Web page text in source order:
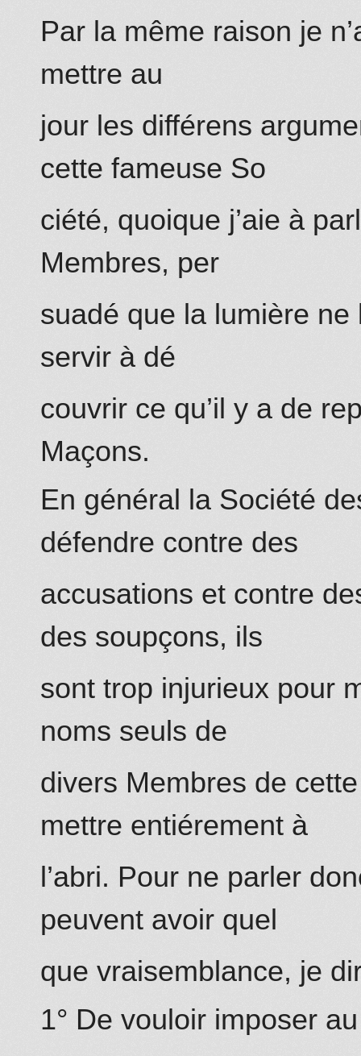
Par la même raison je
mettre au
jour les différens
cette fameuse So
ciété, quoique j’aie à
Membres, per
suadé que la lumière
servir à dé
couvrir ce qu’il y a de
Maçons.
En général la Société
défendre contre des
accusations et contre
des soupçons, ils
sont trop injurieux pour
noms seuls de
divers Membres de
mettre entiérement à
l’abri. Pour ne parler
peuvent avoir quel
que vraisemblance, je
1° De vouloir imposer